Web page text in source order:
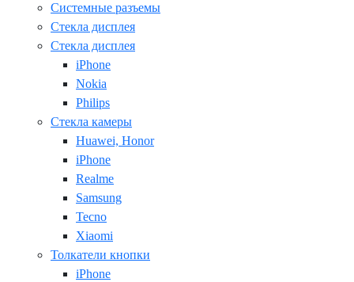
Системные разъемы
Стекла дисплея
Стекла дисплея
iPhone
Nokia
Philips
Стекла камеры
Huawei, Honor
iPhone
Realme
Samsung
Tecno
Xiaomi
Толкатели кнопки
iPhone